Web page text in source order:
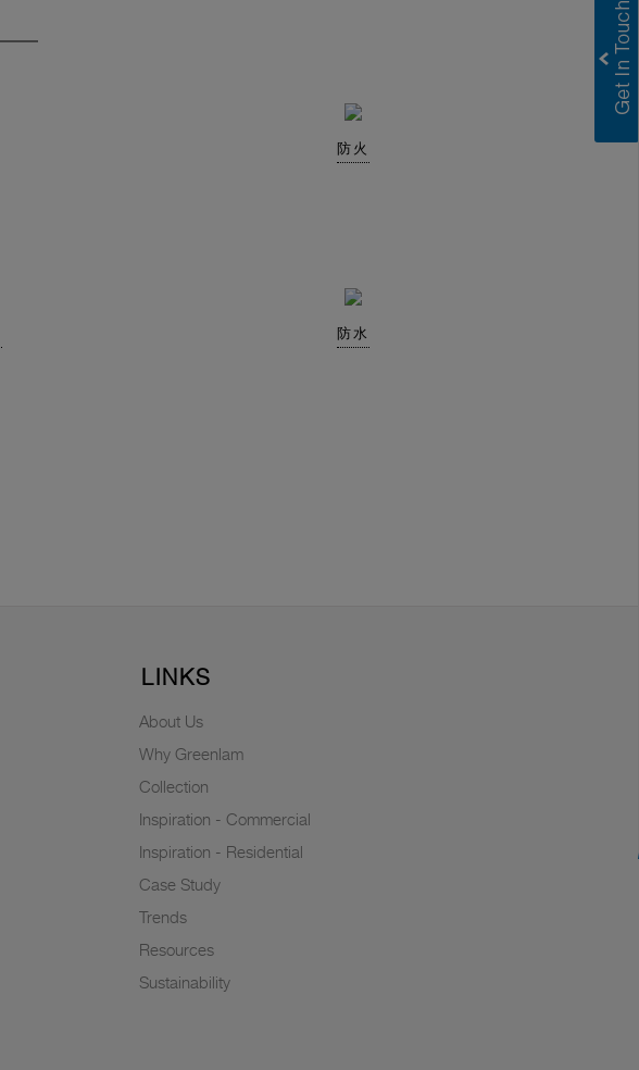
防火
防水
LINKS
About Us
Why Greenlam
Collection
Inspiration - Commercial
Inspiration - Residential
Case Study
Trends
Resources
Sustainability